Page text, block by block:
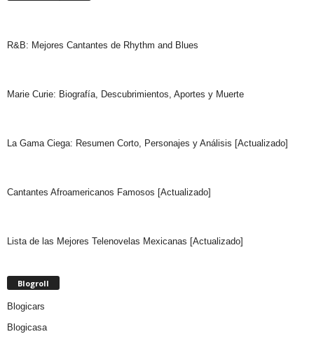
R&B: Mejores Cantantes de Rhythm and Blues
Marie Curie: Biografía, Descubrimientos, Aportes y Muerte
La Gama Ciega: Resumen Corto, Personajes y Análisis [Actualizado]
Cantantes Afroamericanos Famosos [Actualizado]
Lista de las Mejores Telenovelas Mexicanas [Actualizado]
Blogroll
Blogicars
Blogicasa